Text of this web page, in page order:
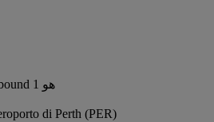
إن إجمالي عدد النتائج لرحلات inbound هو 1
di Perth (PER)